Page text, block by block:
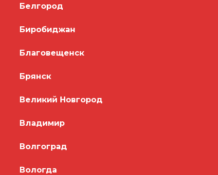
Белгород
Биробиджан
Благовещенск
Брянск
Великий Новгород
Владимир
Волгоград
Вологда